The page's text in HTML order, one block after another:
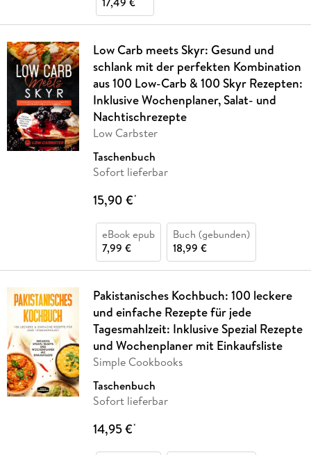
Low Carb meets Skyr: Gesund und
schlank mit der perfekten Kombination
aus 100 Low-Carb & 100 Skyr Rezepten:
Inklusive Wochenplaner, Salat- und
Nachtischrezepte
Low Carbster
Taschenbuch
Sofort lieferbar
15,90 €*
eBook epub
7,99 €
Buch (gebunden)
18,99 €
Pakistanisches Kochbuch: 100 leckere
und einfache Rezepte für jede
Tagesmahlzeit: Inklusive Spezial Rezepte
und Wochenplaner mit Einkaufsliste
Simple Cookbooks
Taschenbuch
Sofort lieferbar
14,95 €*